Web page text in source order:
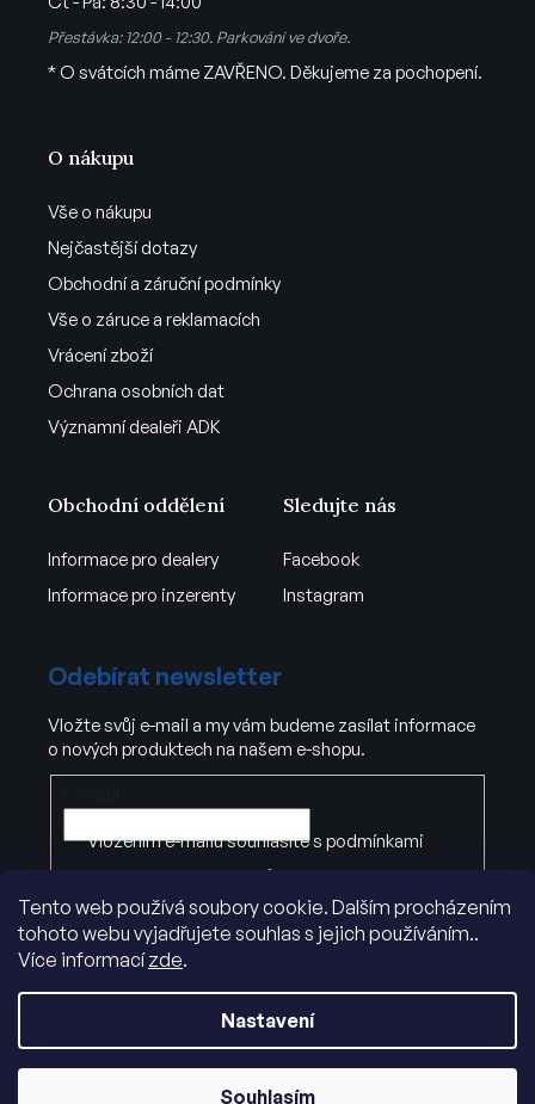
Tento web používá soubory cookie. Dalším procházením
tohoto webu vyjadřujete souhlas s jejich používáním..
Více informacízde.
Nastavení
Souhlasím
O nákupu
Vše o nákupu
Nejčastější dotazy
Obchodní a záruční podmínky
Vše o záruce a reklamacích
Vrácení zboží
Ochrana osobních dat
Významní dealeři ADK
Přestávka: 12:00 - 12:30. Parkování ve dvoře.
* O svátcích máme ZAVŘENO. Děkujeme za pochopení.
Obchodní oddělení
Informace pro dealery
Informace pro inzerenty
Sledujte nás
Facebook
Instagram
Odebírat newsletter
Vložte svůj e-mail a my vám budeme zasílat informace
o nových produktech na našem e-shopu.
Vložením e-mailu souhlasíte s podmínkami
ochrany osobních údajů
PŘIHLÁSIT SE
Vytvořil Shoptet|Dostmedia